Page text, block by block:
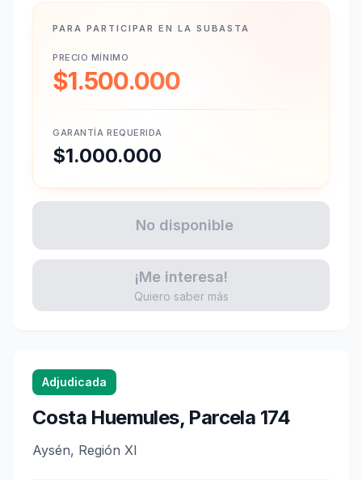
Adjudicada
Costa Huemules, Parcela 174
Aysén, Región XI
PARA PARTICIPAR EN LA SUBASTA
PRECIO MÍNIMO
$1.500.000
GARANTÍA REQUERIDA
$1.000.000
No disponible
¡Me interesa!
Quiero saber más